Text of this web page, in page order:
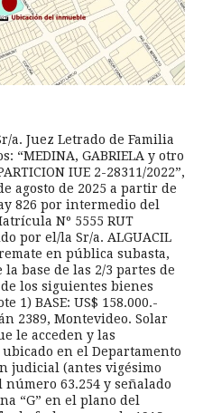
a. Juez Letrado de Familia
“MEDINA, GABRIELA y otro
IUE 2-28311/2022”,
agosto de 2025 a partir de
826 por intermedio del
Nº 5555 RUT
por el/la Sr/a. ALGUACIL
en pública subasta,
base de las 2/3 partes de
los siguientes bienes
1) BASE: US$ 158.000.-
2389, Montevideo. Solar
le acceden y las
en el Departamento
judicial (antes vigésimo
63.254 y señalado
“G” en el plano del